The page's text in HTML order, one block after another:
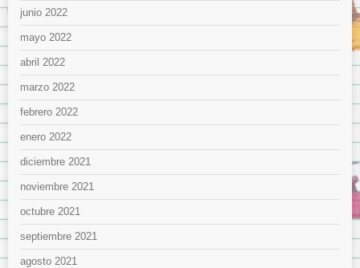
junio 2022
mayo 2022
abril 2022
marzo 2022
febrero 2022
enero 2022
diciembre 2021
noviembre 2021
octubre 2021
septiembre 2021
agosto 2021